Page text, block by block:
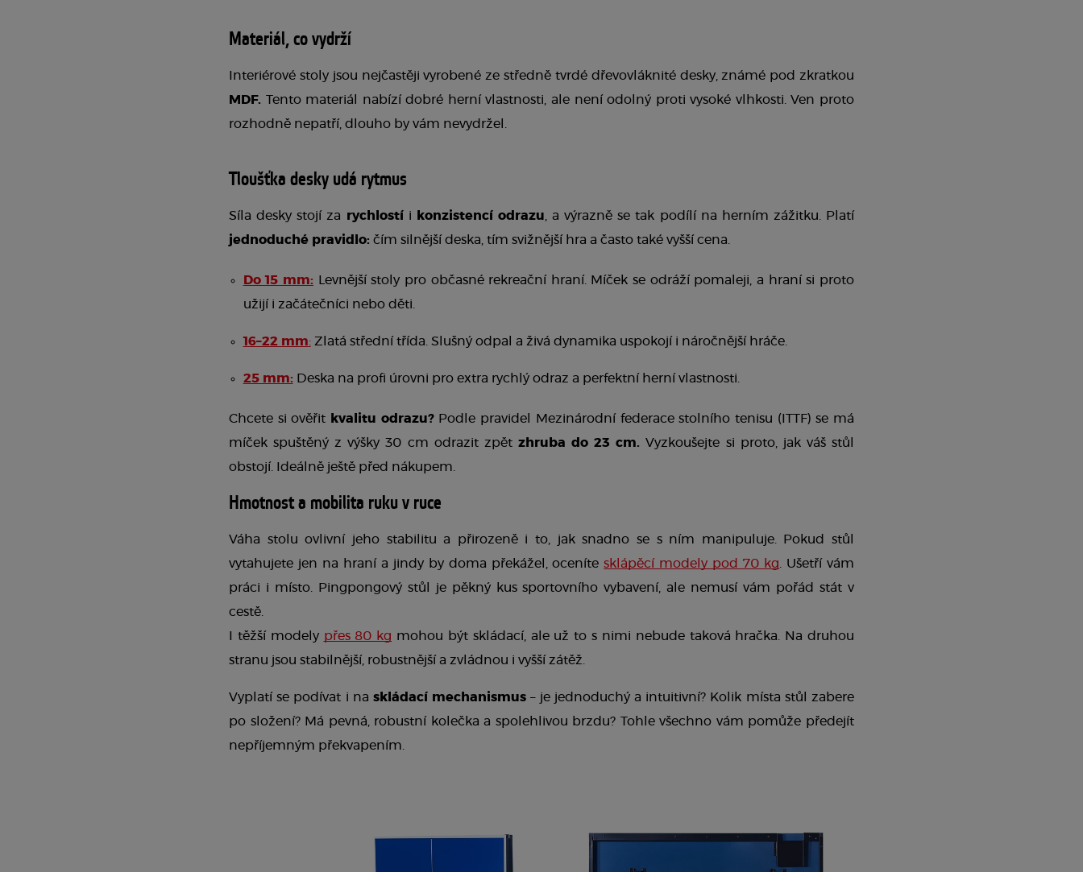
Materiál, co vydrží
MDF. Tento materiál nabízí dobré herní vlastnosti, ale není odolný proti vysoké vlhkosti. Ven proto
rozhodně nepatří, dlouho by vám nevydržel.
Tloušťka desky udá rytmus
Síla desky stojí za rychlostí i konzistencí odrazu
jednoduché pravidlo: čím silnější deska, tím svižnější hra a často také vyšší cena.
Do 15 mm:
Levnější stoly pro občasné rekreační hraní. Míček se odráží pomaleji, a hraní si proto
užijí i začátečníci nebo děti.
16–22 mm: Zlatá střední třída. Slušný odpal a živá dynamika uspokojí i náročnější hráče.
25 mm: Deska na profi úrovni pro extra rychlý odraz a perfektní herní vlastnosti.
Chcete si ověřit kvalitu odrazu? Podle pravidel Mezinárodní federace stolního tenisu (ITTF) se má
míček spuštěný z výšky 30 cm odrazit zpět zhruba do 23 cm. Vyzkoušejte si proto, jak váš stůl
obstojí. Ideálně ještě před nákupem.
Hmotnost a mobilita ruku v ruce
Váha stolu ovlivní jeho stabilitu a přirozeně i to, jak snadno se s ním manipuluje. Pokud stůl
vytahujete jen na hraní a jindy by doma překážel, oceníte sklápěcí modely pod 70 kg . Ušetří vám
práci i místo. Pingpongový stůl je pěkný kus sportovního vybavení, ale nemusí vám pořád stát v
cestě.
I těžší modely přes 80 kg mohou být skládací, ale už to s nimi nebude taková hračka. Na druhou
stranu jsou stabilnější, robustnější a zvládnou i vyšší zátěž.
Vyplatí se podívat i na skládací mechanismus – je jednoduchý a intuitivní? Kolik místa stůl zabere
po složení? Má pevná, robustní kolečka a spolehlivou brzdu? Tohle všechno vám pomůže předejít
nepříjemným překvapením.